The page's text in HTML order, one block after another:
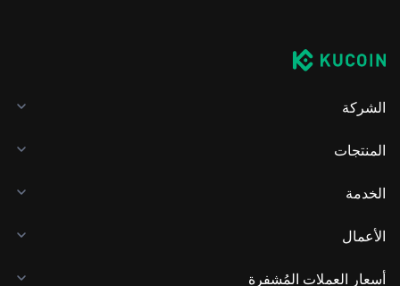
الشركة
المنتجات
الخدمة
الأعمال
أسعار العملات المُشفرة